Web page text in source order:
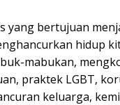
yang bertujuan
hidup
mabukan,
praktek LGBT,
keluarga,